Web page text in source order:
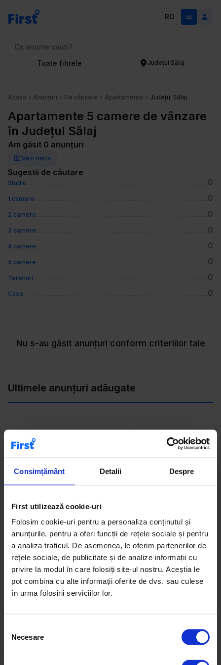
Consimțământ Detalii Despre
First utilizează cookie-uri
Folosim cookie-uri pentru a personaliza conținutul și
anunțurile, pentru a oferi funcții de rețele sociale și pentru
a analiza traficul. De asemenea, le oferim partenerilor de
rețele sociale, de publicitate și de analize informații cu
privire la modul în care folosiți site-ul nostru. Aceștia le
pot combina cu alte informații oferite de dvs. sau culese
în urma folosirii serviciilor lor.
Necesare
RO
Toate filtrele Județul Sălaj
Acasă Anunțuri De vânzare Apartamente Județul Sălaj
Apartamente 5 camere de vânzare
în Județul Sălaj
Am găsit 0 anunțuri
Vezi harta
Sugestii de căutare
Studio 0
1 camere 0
2 camere 0
3 camere 0
4 camere 0
5 camere 0
Terenuri 0
Case 0
Nu s-au găsit anunțuri conform criteriilor tale
Ultimele anunțuri adăugate
Vezi și alte tipuri de proprietăți
Case de vânzare
Apartamente de închiriat
Birouri de vânzare
Pe First.ro poți explora apartamente cu 5 camere de
vânzare, dedicate segmentului premium. Aceste proprietăți
exclusiviste oferă suprafețe generoase, compartimentări
ample și poziționări excelente. Sunt ideale pentru familii
extinse, rezidență de lux sau investiții de tip high-end.
Recomandare: verifică zonele cu acces rapid la facilități
urbane și infrastructură completă.